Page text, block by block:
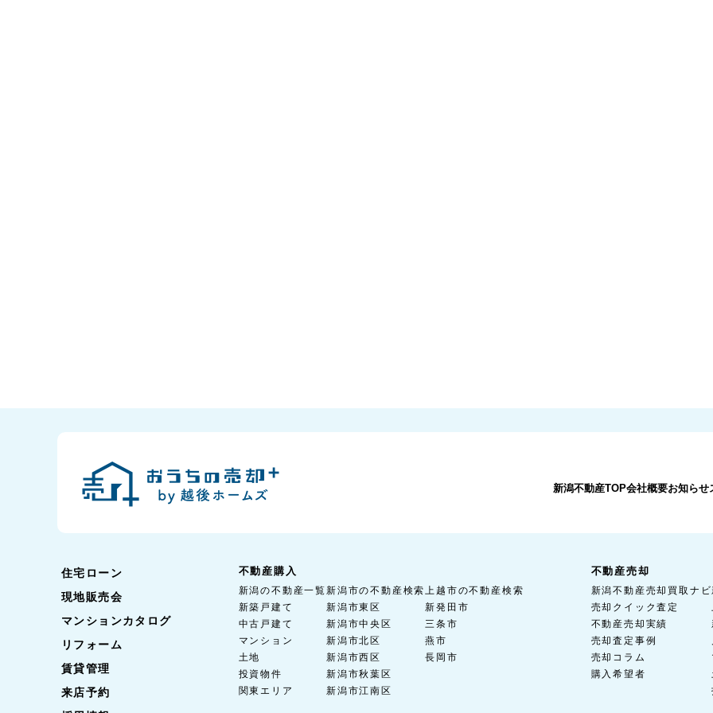
新潟不動産TOP会社概要お知らせ
住宅ローン
現地販売会
マンションカタログ
リフォーム
賃貸管理
来店予約
不動産購入
新潟の不動産一覧
新築戸建て
中古戸建て
マンション
土地
投資物件
関東エリア
新潟市の不動産検索
新潟市東区
新潟市中央区
新潟市北区
新潟市西区
新潟市秋葉区
新潟市江南区
上越市の不動産検索
新発田市
三条市
燕市
長岡市
不動産売却
新潟不動産売却買取ナビ
売却クイック査定
不動産売却実績
売却査定事例
売却コラム
購入希望者